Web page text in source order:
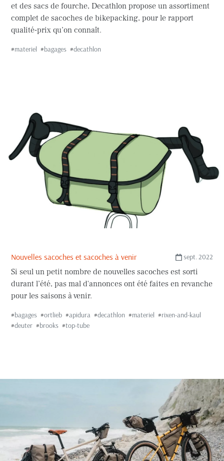
et des sacs de fourche, Decathlon propose un assortiment
complet de sacoches de bikepacking, pour le rapport
qualité-prix qu’on connaît.
#materiel #bagages #decathlon
sept. 2022
Nouvelles sacoches et sacoches à venir
Si seul un petit nombre de nouvelles sacoches est sorti
durant l’été, pas mal d'annonces ont été faites en revanche
pour les saisons à venir.
#bagages #ortlieb #apidura #decathlon #materiel #rixen-and-kaul
#deuter #brooks #top-tube